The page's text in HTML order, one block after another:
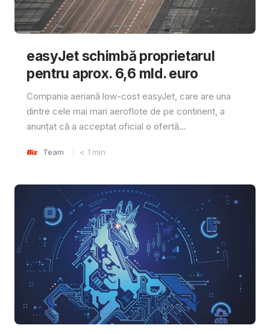
easyJet schimbă proprietarul
pentru aprox. 6,6 mld. euro
Compania aeriană low-cost easyJet, care are una
dintre cele mai mari aeroflote de pe continent, a
anunțat că a acceptat oficial o ofertă...
Team < 1 min